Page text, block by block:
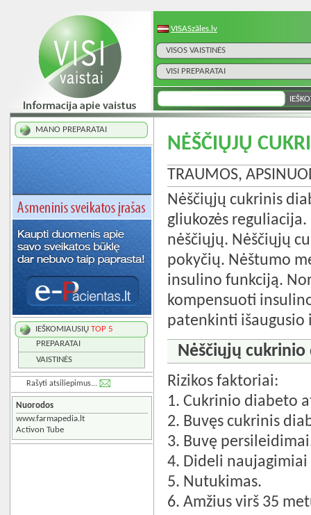
VISASzāles.lv
VISOS VAISTINĖS
VISI PREPARATAI
MANO PREPARATAI
IEŠKOMIAUSIŲ TOP 5
PREPARATAI
VAISTINĖS
Rašyti atsiliepimus...
Nuorodos
www.farmapedia.lt
Activon Tube
NĖŠČIŲJŲ
TRAUMOS,
Nėščiųjų cukrinis
gliukozės
nėščiųjų. Nėščiųjų
pokyčių. Nėštumo
insulino funkciją.
kompensuoti
patenkinti išaugusio
Nėščiųjų
Rizikos faktoriai:
1. Cukrinio diabeto
2. Buvęs cukrinis
3. Buvę
4. Dideli
5. Nutukimas.
6. Amžius virš 35